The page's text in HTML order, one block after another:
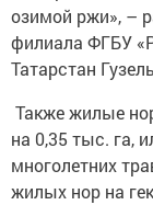
озимой ржи», –
филиала ФГБУ
Татарстан
Также жилые
на 0,35 тыс. га,
многолетних
жилых нор на